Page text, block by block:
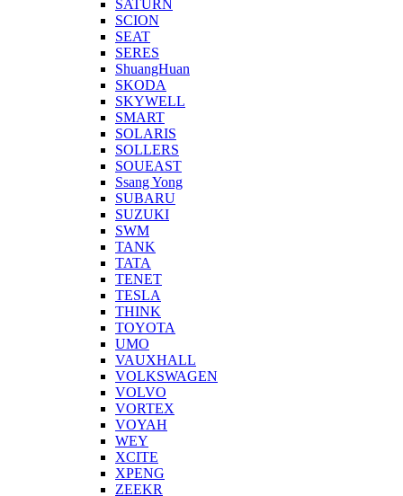
SATURN
SCION
SEAT
SERES
ShuangHuan
SKODA
SKYWELL
SMART
SOLARIS
SOLLERS
SOUEAST
Ssang Yong
SUBARU
SUZUKI
SWM
TANK
TATA
TENET
TESLA
THINK
TOYOTA
UMO
VAUXHALL
VOLKSWAGEN
VOLVO
VORTEX
VOYAH
WEY
XCITE
XPENG
ZEEKR